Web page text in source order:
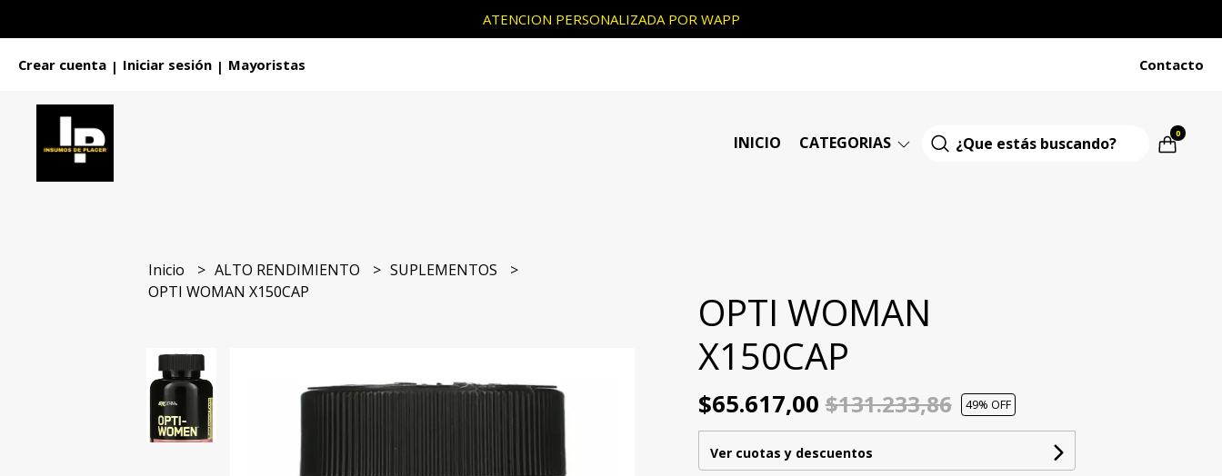
ATENCION PERSONALIZADA POR WAPP
Crear cuenta | Iniciar sesión | Mayoristas Contacto
INICIO CATEGORIAS 0
Inicio ALTO RENDIMIENTO
SUPLEMENTOS
OPTI WOMAN X150CAP
OPTI WOMAN
X150CAP
$65.617,00$131.233,86 49% OFF
Ver cuotas y descuentos